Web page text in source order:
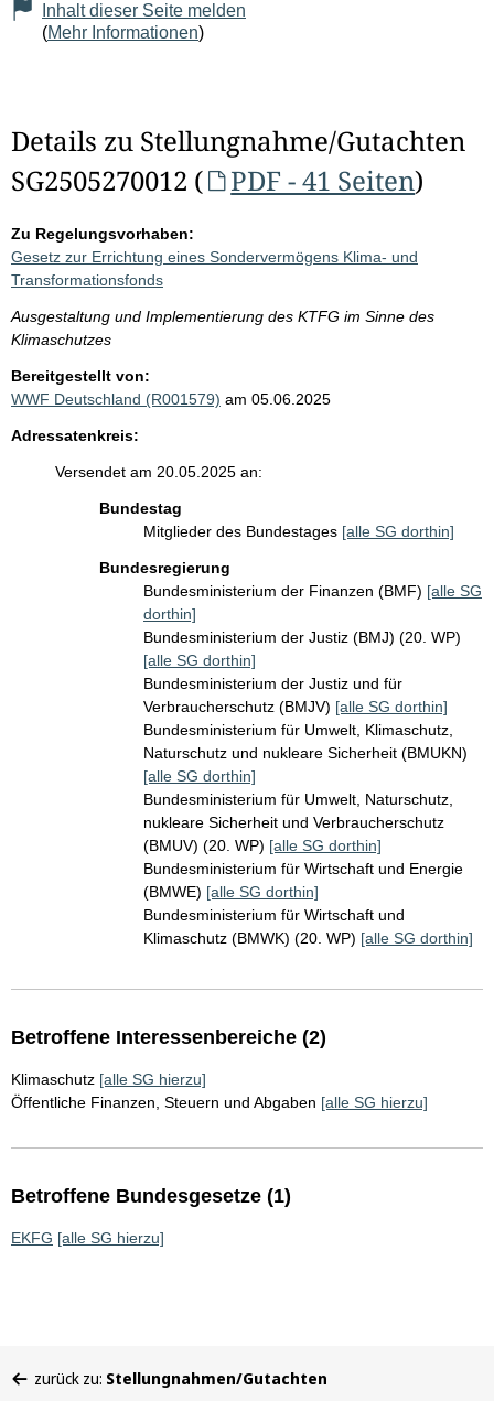
Inhalt dieser Seite melden
(Mehr Informationen)
Details zu Stellungnahme/Gutachten
SG2505270012 (
PDF - 41 Seiten)
Zu Regelungsvorhaben:
Gesetz zur Errichtung eines Sondervermögens Klima- und
Transformationsfonds
Ausgestaltung und Implementierung des KTFG im Sinne des
Klimaschutzes
Bereitgestellt von:
WWF Deutschland (R001579) am 05.06.2025
Adressatenkreis:
Versendet am 20.05.2025 an:
Bundestag
Mitglieder des Bundestages [alle SG dorthin]
Bundesregierung
Bundesministerium der Finanzen (BMF) [alle SG
dorthin]
Bundesministerium der Justiz (BMJ) (20. WP)
[alle SG dorthin]
Bundesministerium der Justiz und für
Verbraucherschutz (BMJV) [alle SG dorthin]
Bundesministerium für Umwelt, Klimaschutz,
Naturschutz und nukleare Sicherheit (BMUKN)
[alle SG dorthin]
Bundesministerium für Umwelt, Naturschutz,
nukleare Sicherheit und Verbraucherschutz
(BMUV) (20. WP) [alle SG dorthin]
Bundesministerium für Wirtschaft und Energie
(BMWE) [alle SG dorthin]
Bundesministerium für Wirtschaft und
Klimaschutz (BMWK) (20. WP) [alle SG dorthin]
Betroffene Interessenbereiche (2)
Klimaschutz [alle SG hierzu]
Öffentliche Finanzen, Steuern und Abgaben [alle SG hierzu]
Betroffene Bundesgesetze (1)
EKFG [alle SG hierzu]
befinden
zurück zu: Stellungnahmen/Gutachten